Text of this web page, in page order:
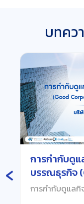
บทคว
การกำกับดูแ
บรรณธุรกิจ
‹